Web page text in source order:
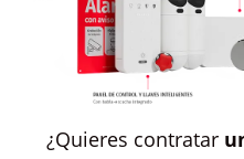
¿Quieres contratar